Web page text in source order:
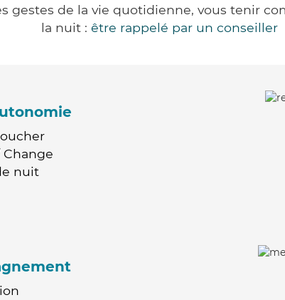
gestes de la vie quotidienne, vous tenir
la nuit : être rappelé par un conseiller
nuit